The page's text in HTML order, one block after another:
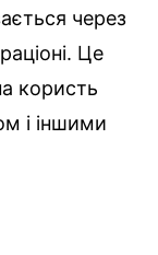
через
Це
користь
і іншими